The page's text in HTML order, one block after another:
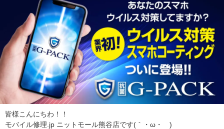
皆様こんにちわ！！
モバイル修理.jp ニットモール熊谷店です(｀・ω・´)